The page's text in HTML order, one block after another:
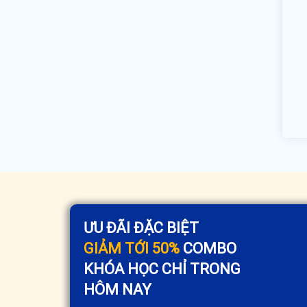
ƯU ĐÃI ĐẶC BIỆT
GIẢM TỚI 50% COMBO
KHÓA HỌC CHỈ TRONG
HÔM NAY